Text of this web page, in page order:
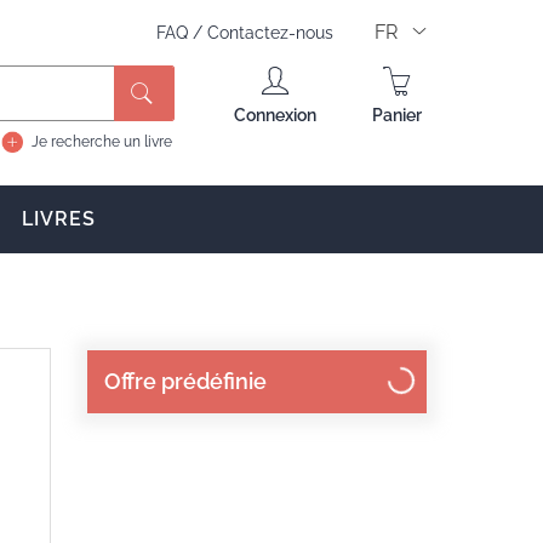
FAQ / Contactez-nous FR
Je recherche un livre
Connexion Panier
LIVRES
Offre prédéfinie